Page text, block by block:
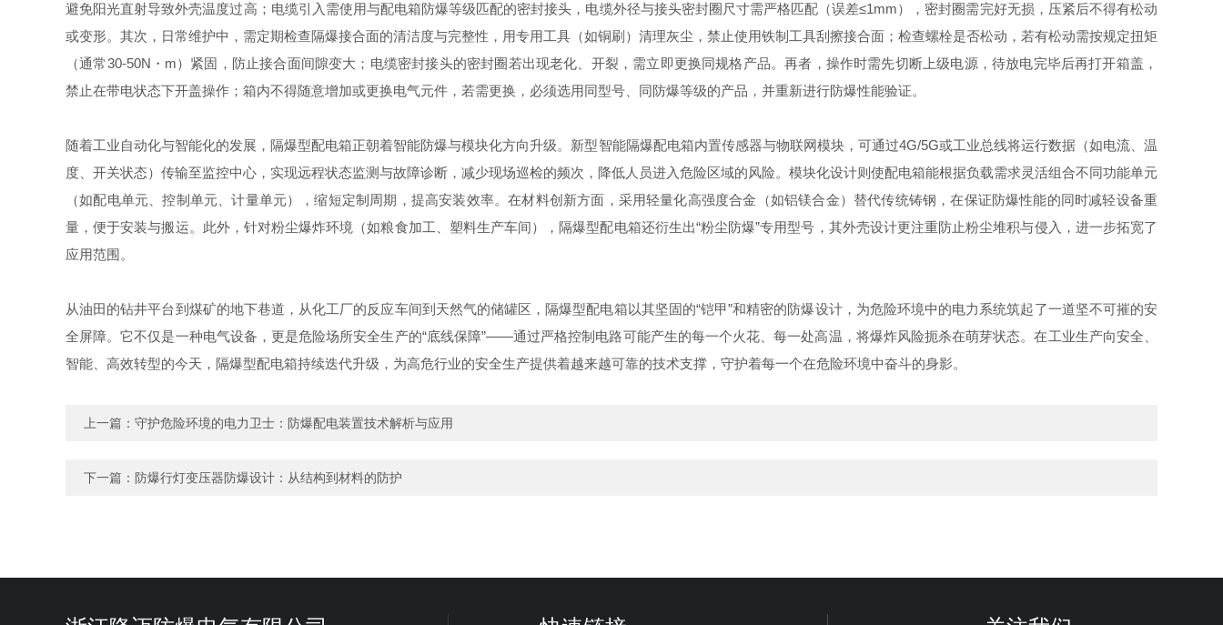
避免阳光直射导致外壳温度过高；电缆引入需使用与配电箱防爆等级匹配的密封接头，电缆外径与接头密封圈尺寸需严格匹配（误差≤1mm），密封圈需完好无损，压紧后不得有松动
或变形。其次，日常维护中，需定期检查隔爆接合面的清洁度与完整性，用专用工具（如铜刷）清理灰尘，禁止使用铁制工具刮擦接合面；检查螺栓是否松动，若有松动需按规定扭矩
（通常30-50N・m）紧固，防止接合面间隙变大；电缆密封接头的密封圈若出现老化、开裂，需立即更换同规格产品。再者，操作时需先切断上级电源，待放电完毕后再打开箱盖，
禁止在带电状态下开盖操作；箱内不得随意增加或更换电气元件，若需更换，必须选用同型号、同防爆等级的产品，并重新进行防爆性能验证。
随着工业自动化与智能化的发展，隔爆型配电箱正朝着智能防爆与模块化方向升级。新型智能隔爆配电箱内置传感器与物联网模块，可通过4G/5G或工业总线将运行数据（如电流、温
度、开关状态）传输至监控中心，实现远程状态监测与故障诊断，减少现场巡检的频次，降低人员进入危险区域的风险。模块化设计则使配电箱能根据负载需求灵活组合不同功能单元
（如配电单元、控制单元、计量单元），缩短定制周期，提高安装效率。在材料创新方面，采用轻量化高强度合金（如铝镁合金）替代传统铸钢，在保证防爆性能的同时减轻设备重
量，便于安装与搬运。此外，针对粉尘爆炸环境（如粮食加工、塑料生产车间），隔爆型配电箱还衍生出“粉尘防爆”专用型号，其外壳设计更注重防止粉尘堆积与侵入，进一步拓宽了
应用范围。
从油田的钻井平台到煤矿的地下巷道，从化工厂的反应车间到天然气的储罐区，隔爆型配电箱以其坚固的“铠甲”和精密的防爆设计，为危险环境中的电力系统筑起了一道坚不可摧的安
全屏障。它不仅是一种电气设备，更是危险场所安全生产的“底线保障”——通过严格控制电路可能产生的每一个火花、每一处高温，将爆炸风险扼杀在萌芽状态。在工业生产向安全、
智能、高效转型的今天，隔爆型配电箱持续迭代升级，为高危行业的安全生产提供着越来越可靠的技术支撑，守护着每一个在危险环境中奋斗的身影。
上一篇： 守护危险环境的电力卫士：防爆配电装置技术解析与应用
下一篇： 防爆行灯变压器防爆设计：从结构到材料的防护